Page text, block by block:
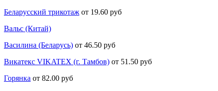
Беларусский трикотаж от 19.60 руб
Вальс (Китай)
Василина (Беларусь) от 46.50 руб
Викатекс VIKATEX (г. Тамбов) от 51.50 руб
Горянка от 82.00 руб